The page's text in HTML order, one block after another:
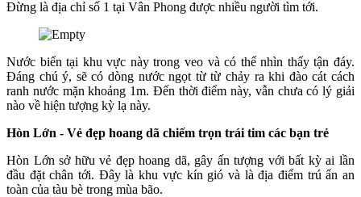
Đừng là địa chỉ số 1 tại Vân Phong được nhiều người tìm tới.
Nước biển tại khu vực này trong veo và có thể nhìn thấy tận đáy.
Đáng chú ý, sẽ có dòng nước ngọt từ từ chảy ra khi đào cát cách
ranh nước mặn khoảng 1m. Đến thời điểm này, vẫn chưa có lý giải
nào về hiện tượng kỳ lạ này.
Hòn Lớn - Vẻ đẹp hoang dã chiếm trọn trái tim các bạn trẻ
Hòn Lớn sở hữu vẻ đẹp hoang dã, gây ấn tượng với bất kỳ ai lần
đầu đặt chân tới. Đây là khu vực kín gió và là địa điểm trú ẩn an
toàn của tàu bè trong mùa bão.